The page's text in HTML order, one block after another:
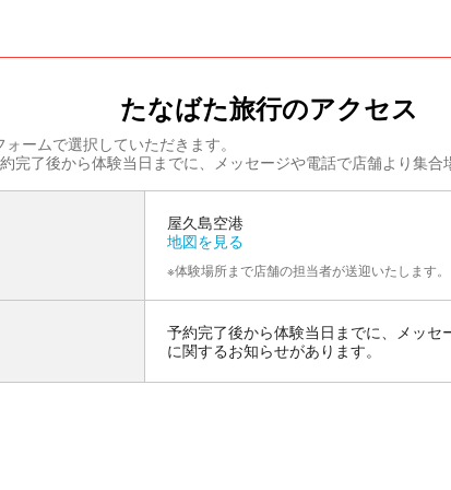
たなばた旅行のアクセス
ームで選択していただきます。
完了後から体験当日までに、メッセージや電話で店舗より集合
屋久島空港
地図を見る
※体験場所まで店舗の担当者が送迎いたします。
予約完了後から体験当日までに、メッセ
に関するお知らせがあります。